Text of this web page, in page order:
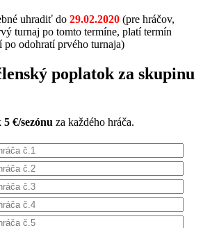
uhradiť do 29.02.2020 (pre hráčov,
turnaj po tomto termíne, platí termín
po odohratí prvého turnaja)
poplatok za skupinu
5 €/sezónu za každého hráča.